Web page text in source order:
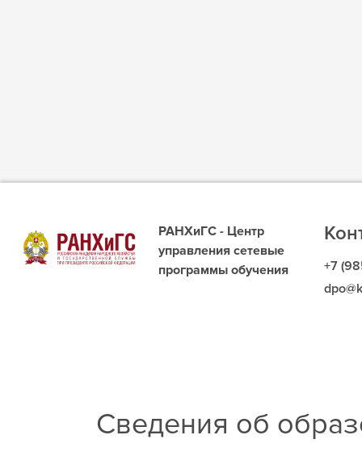
РАНХиГС - Центр
управления сетевые
программы обучения
+7
Сведения об